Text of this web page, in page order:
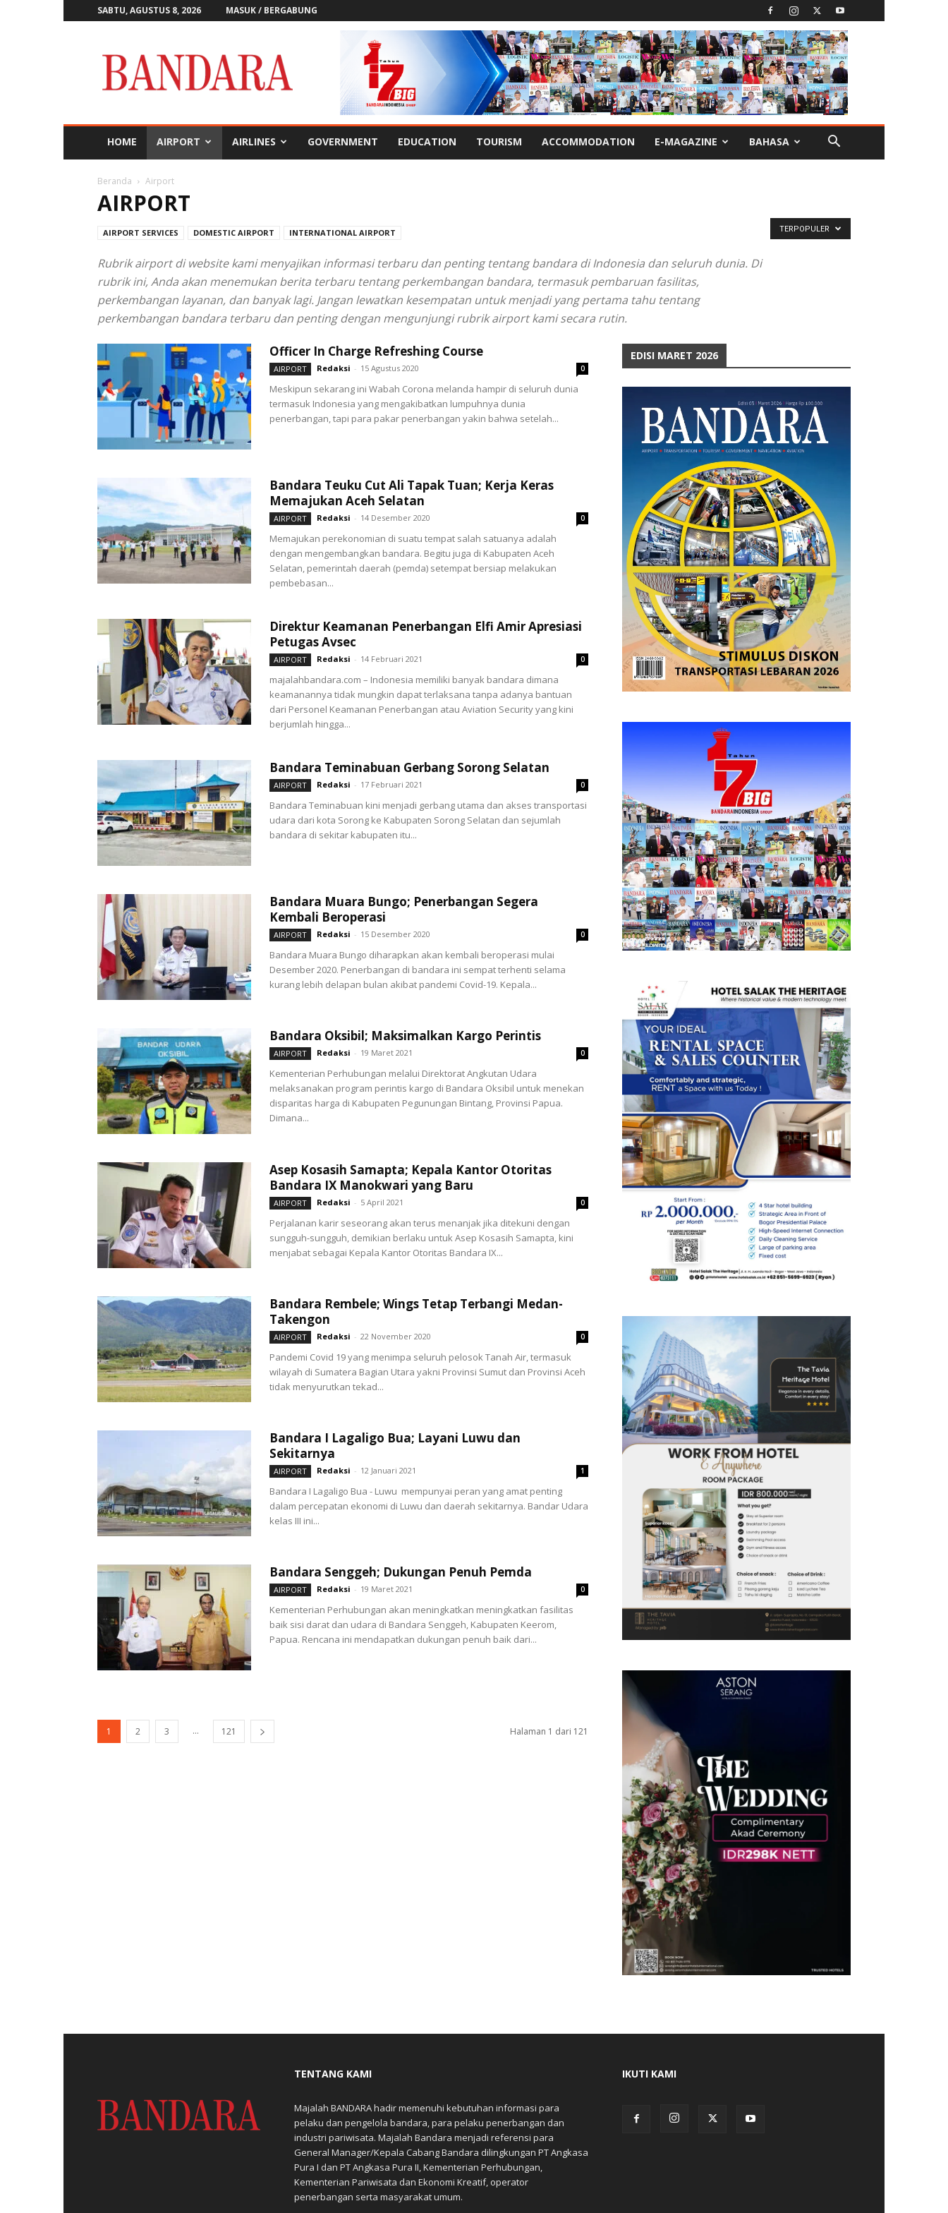
SABTU, AGUSTUS 8, 2026 MASUK / BERGABUNG
Bandara
HOME AIRPORT AIRLINES GOVERNMENT EDUCATION TOURISM ACCOMMODATION E-MAGAZINE BAHASA
Beranda Airport
AIRPORT
AIRPORT SERVICES DOMESTIC AIRPORT INTERNATIONAL AIRPORT
Rubrik airport di website kami menyajikan informasi terbaru dan penting tentang bandara di Indonesia dan seluruh dunia. Di
rubrik ini, Anda akan menemukan berita terbaru tentang perkembangan bandara, termasuk pembaruan fasilitas,
perkembangan layanan, dan banyak lagi. Jangan lewatkan kesempatan untuk menjadi yang pertama tahu tentang
perkembangan bandara terbaru dan penting dengan mengunjungi rubrik airport kami secara rutin.
TERPOPULER
Officer In Charge Refreshing Course
AIRPORT Redaksi - 15 Agustus 2020 0
Meskipun sekarang ini Wabah Corona melanda hampir di seluruh dunia
termasuk Indonesia yang mengakibatkan lumpuhnya dunia
penerbangan, tapi para pakar penerbangan yakin bahwa setelah...
Bandara Teuku Cut Ali Tapak Tuan; Kerja Keras
Memajukan Aceh Selatan
AIRPORT Redaksi - 14 Desember 2020 0
Memajukan perekonomian di suatu tempat salah satuanya adalah
dengan mengembangkan bandara. Begitu juga di Kabupaten Aceh
Selatan, pemerintah daerah (pemda) setempat bersiap melakukan
pembebasan...
Direktur Keamanan Penerbangan Elfi Amir Apresiasi
Petugas Avsec
AIRPORT Redaksi - 14 Februari 2021 0
majalahbandara.com – Indonesia memiliki banyak bandara dimana
keamanannya tidak mungkin dapat terlaksana tanpa adanya bantuan
dari Personel Keamanan Penerbangan atau Aviation Security yang kini
berjumlah hingga...
Bandara Teminabuan Gerbang Sorong Selatan
AIRPORT Redaksi - 17 Februari 2021 0
Bandara Teminabuan kini menjadi gerbang utama dan akses transportasi
udara dari kota Sorong ke Kabupaten Sorong Selatan dan sejumlah
bandara di sekitar kabupaten itu...
Bandara Muara Bungo; Penerbangan Segera
Kembali Beroperasi
AIRPORT Redaksi - 15 Desember 2020 0
Bandara Muara Bungo diharapkan akan kembali beroperasi mulai
Desember 2020. Penerbangan di bandara ini sempat terhenti selama
kurang lebih delapan bulan akibat pandemi Covid-19. Kepala...
Bandara Oksibil; Maksimalkan Kargo Perintis
AIRPORT Redaksi - 19 Maret 2021 0
Kementerian Perhubungan melalui Direktorat Angkutan Udara
melaksanakan program perintis kargo di Bandara Oksibil untuk menekan
disparitas harga di Kabupaten Pegunungan Bintang, Provinsi Papua.
Dimana...
Asep Kosasih Samapta; Kepala Kantor Otoritas
Bandara IX Manokwari yang Baru
AIRPORT Redaksi - 5 April 2021 0
Perjalanan karir seseorang akan terus menanjak jika ditekuni dengan
sungguh-sungguh, demikian berlaku untuk Asep Kosasih Samapta, kini
menjabat sebagai Kepala Kantor Otoritas Bandara IX...
Bandara Rembele; Wings Tetap Terbangi Medan-
Takengon
AIRPORT Redaksi - 22 November 2020 0
Pandemi Covid 19 yang menimpa seluruh pelosok Tanah Air, termasuk
wilayah di Sumatera Bagian Utara yakni Provinsi Sumut dan Provinsi Aceh
tidak menyurutkan tekad...
Bandara I Lagaligo Bua; Layani Luwu dan
Sekitarnya
AIRPORT Redaksi - 12 Januari 2021 1
Bandara I Lagaligo Bua - Luwu mempunyai peran yang amat penting
dalam percepatan ekonomi di Luwu dan daerah sekitarnya. Bandar Udara
kelas III ini...
Bandara Senggeh; Dukungan Penuh Pemda
AIRPORT Redaksi - 19 Maret 2021 0
Kementerian Perhubungan akan meningkatkan meningkatkan fasilitas
baik sisi darat dan udara di Bandara Senggeh, Kabupaten Keerom,
Papua. Rencana ini mendapatkan dukungan penuh baik dari...
1 2 3 ... 121 Halaman 1 dari 121
EDISI MARET 2026
TENTANG KAMI
Majalah BANDARA hadir memenuhi kebutuhan informasi para
pelaku dan pengelola bandara, para pelaku penerbangan dan
industri pariwisata. Majalah Bandara menjadi referensi para
General Manager/Kepala Cabang Bandara dilingkungan PT Angkasa
Pura I dan PT Angkasa Pura II, Kementerian Perhubungan,
Kementerian Pariwisata dan Ekonomi Kreatif, operator
penerbangan serta masyarakat umum.
IKUTI KAMI